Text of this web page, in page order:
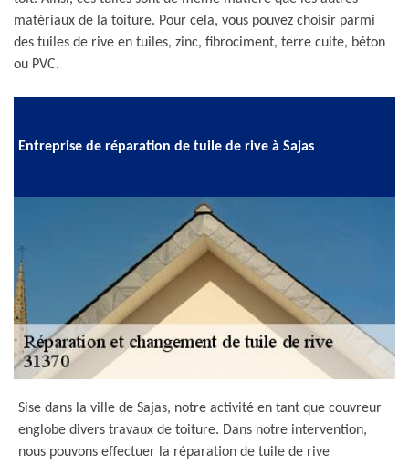
matériaux de la toiture. Pour cela, vous pouvez choisir parmi
des tuiles de rive en tuiles, zinc, fibrociment, terre cuite, béton
ou PVC.
Entreprise de réparation de tuile de rive à Sajas
Sise dans la ville de Sajas, notre activité en tant que couvreur
englobe divers travaux de toiture. Dans notre intervention,
nous pouvons effectuer la réparation de tuile de rive